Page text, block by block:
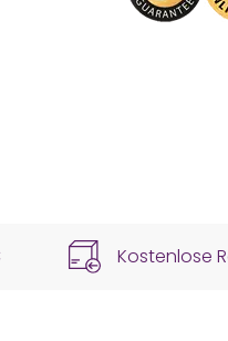
Kostenlose